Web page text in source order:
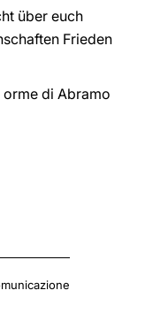
über euch
Frieden
di Abramo